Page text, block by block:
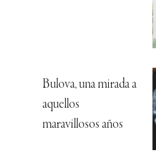
Bulova, una mirada a
aquellos
maravillosos años